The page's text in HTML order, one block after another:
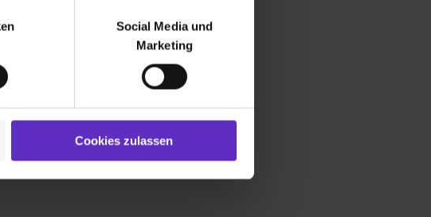
unsere Webseite zu analysieren
Partner für soziale Medien, Werbung
Media und Marketing“). Unsere
die du ihnen bereitgestellt hast oder die
bist du auch damit
Posts) angezeigt und hierfür
„Auswahl erlauben“. Die
Social Media und
Marketing
Cookies zulassen